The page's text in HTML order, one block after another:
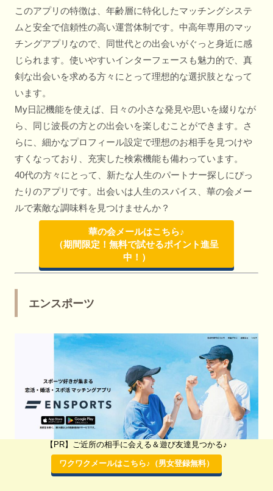
このアプリの特徴は、年齢層に特化したマッチングシステ
ムと安全で信頼性の高い運営体制です。中高年専用のマッ
チングアプリなので、同世代との出会いがぐっと身近に感
じられます。使いやすいインターフェースも魅力的で、真
剣な出会いを求める方々にとって理想的な選択肢となって
います。
My日記機能を使えば、日々の小さな発見や思いを綴りなが
ら、同じ波長の方との出会いを楽しむことができます。さ
らに、細かなプロフィール設定で理想のお相手を見つけや
すくなっており、充実した検索機能も備わっています。
40代の方々にとって、新たな人生のパートナー探しにぴっ
たりのアプリです。出会いは人生のスパイス、華の会メー
ルで素敵な調味料を見つけませんか？
華の会メールはこちら♪
（期間限定！無料で試せるポイント進呈
中！）
エンスポーツ
【PR】ご近所の相手に会える＆遊び友達見つかる♪
ワクワクメールはこちら♪（男女登録無料）